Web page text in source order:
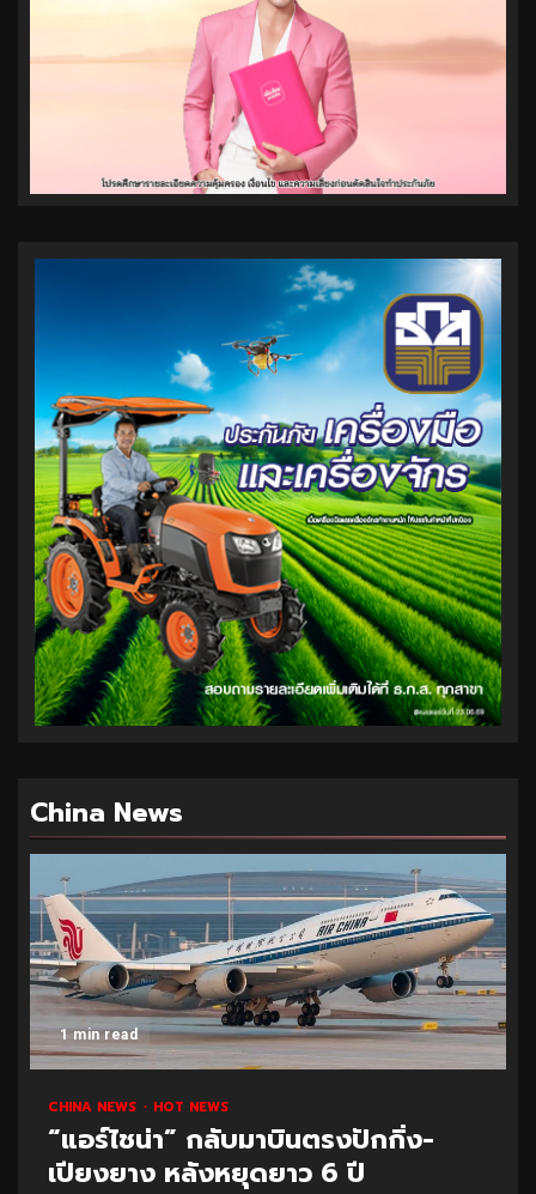
China News
1 min read
CHINA NEWS HOT NEWS
“แอร์ไชน่า” กลับมาบินตรงปักกิ่ง-
เปียงยาง หลังหยุดยาว 6 ปี